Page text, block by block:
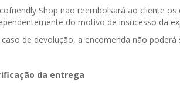
Shop não reembolsará ao cliente
do motivo de insucesso da
caso de devolução, a encomenda não
da entrega